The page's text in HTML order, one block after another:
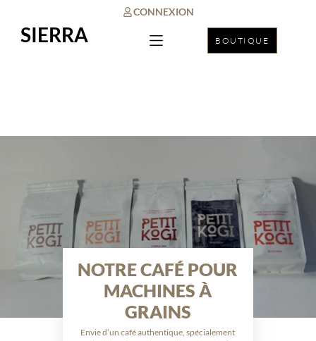
CONNEXION
SIERRA BOUTIQUE
NOTRE CAFÉ POUR
MACHINES À
GRAINS
Envie d’un café authentique, spécialement